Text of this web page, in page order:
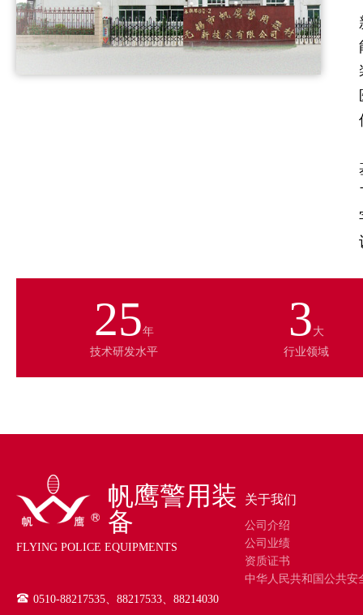
25年
技术研发水平
3 大
行业领域
帆鹰警用装
备
FLYING POLICE EQUIPMENTS
0510-88217535、88217533、88214030
关于我们
公司介绍
公司业绩
资质证书
中华人民共和国公共安